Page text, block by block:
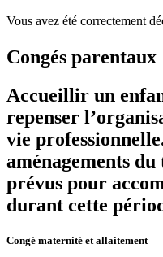
Vous avez été correctement
Congés parentaux
Accueillir un
repenser
vie
aménagements
prévus pour
durant cette
Congé maternité et allaitement